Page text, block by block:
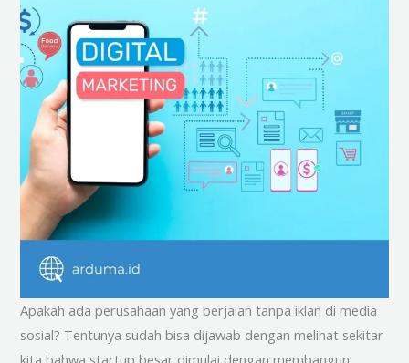
Apakah ada perusahaan yang berjalan tanpa iklan di media
sosial? Tentunya sudah bisa dijawab dengan melihat sekitar
kita bahwa startup besar dimulai dengan membangun